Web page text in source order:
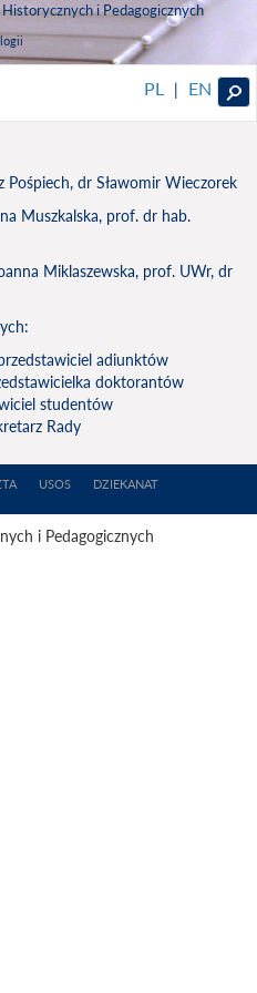
Historycznych i Pedagogicznych
PL | EN
dr Sławomir Wieczorek
Muszkalska, prof. dr hab.
Miklaszewska, prof. UWr, dr
adiunktów
doktorantów
studentów
Rady
USOS DZIEKANAT
i Pedagogicznych